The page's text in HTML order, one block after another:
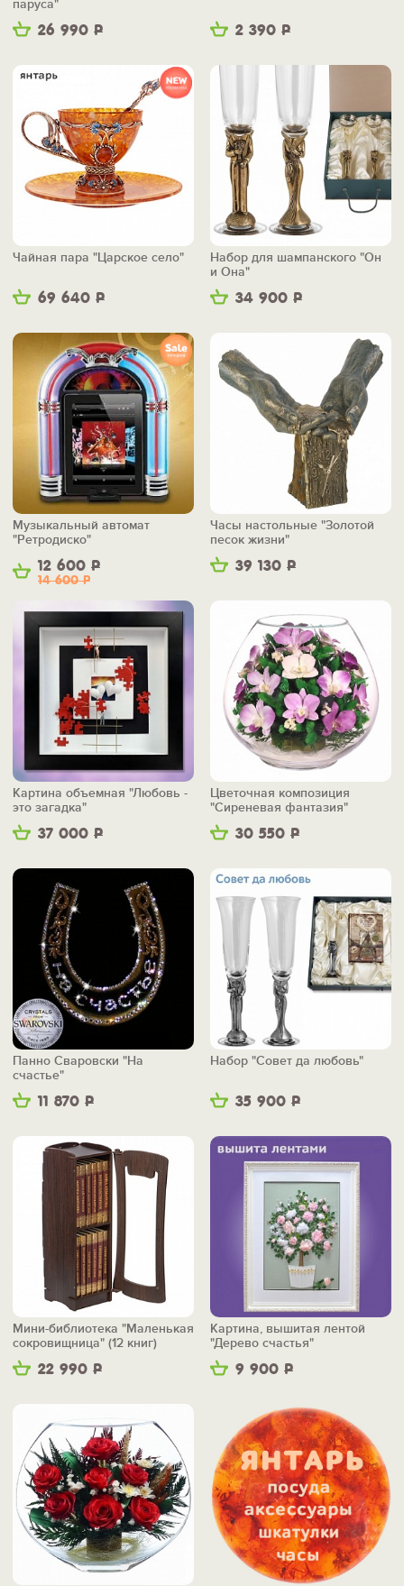
26 990 Р
паруса"
2 390 Р
69 640 Р
Чайная пара "Царское село"
34 900 Р
Набор для шампанского "Он
и Она"
12 600 Р
14 600Р
Музыкальный автомат
"Ретродиско"
39 130 Р
Часы настольные "Золотой
песок жизни"
37 000 Р
Картина объемная "Любовь -
это загадка"
30 550 Р
Цветочная композиция
"Сиреневая фантазия"
11 870 Р
Панно Сваровски "На
счастье"
35 900 Р
Набор "Совет да любовь"
22 990 Р
Мини-библиотека "Маленькая
сокровищница" (12 книг)
9 900 Р
Картина, вышитая лентой
"Дерево счастья"